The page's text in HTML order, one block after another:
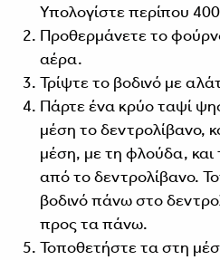
Υπολογίστε περίπου
Προθερμάνετε το
αέρα.
Τρίψτε το βοδινό με
Πάρτε ένα κρύο ταψί
μέση το δεντρολίβανο,
μέση, με τη φλούδα,
από το δεντρολίβανο.
βοδινό πάνω στο
προς τα πάνω.
Τοποθετήστε τα στη